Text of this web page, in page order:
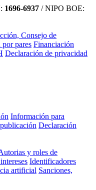
1696-6937 / NIPO BOE:
Consejo de
pares Financiación
Declaración de privacidad
Información para
Declaración
y roles de
Identificadores
artificial Sanciones,